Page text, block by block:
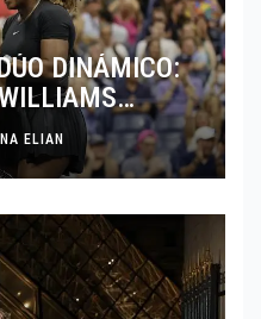
DINÁMICO:
EN
ELIAN